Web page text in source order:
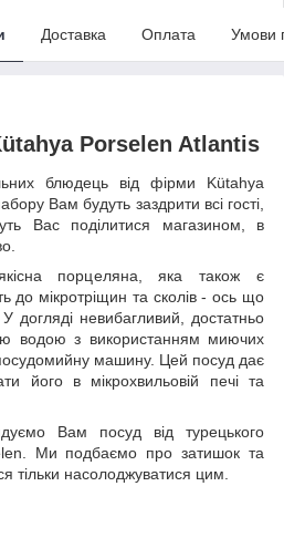
Доставка Оплата Умови
Porselen Atlantis
блюдець від фірми Kütahya
Вам будуть заздрити всі гості,
Вас поділитися магазином, в
порцеляна, яка також є
до мікротріщин та сколів - ось що
догляді невибагливий, достатньо
водою з використанням миючих
машину. Цей посуд дає
його в мікрохвильовій печі та
Вам посуд від турецького
Ми подбаємо про затишок та
тільки насолоджуватися цим.